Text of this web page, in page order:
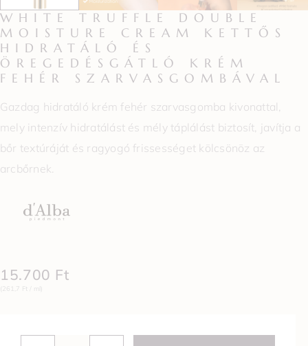
WHITE TRUFFLE DOUBLE
MOISTURE CREAM KETTŐS
HIDRATÁLÓ ÉS
ÖREGEDÉSGÁTLÓ KRÉM
FEHÉR SZARVASGOMBÁVAL
Gazdag hidratáló krém fehér szarvasgomba kivonattal,
mely intenzív hidratálást és mély táplálást biztosít, javítja a
bőr textúráját és ragyogó frissességet kölcsönöz az
arcbőrnek.
15.700 Ft
(261,7 Ft / ml)